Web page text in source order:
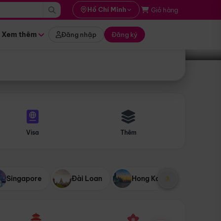
Hồ Chí Minh Giỏ hàng
Xem thêm Đăng nhập Đăng ký
Tìm tour
Visa Thêm
Singapore Đài Loan Hong Kong